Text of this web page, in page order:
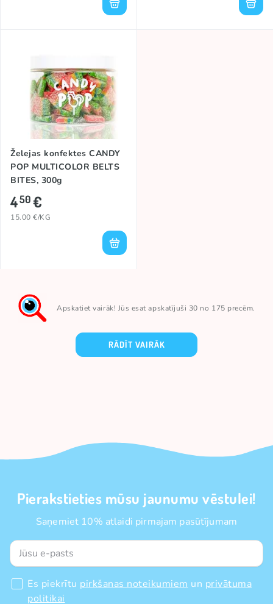
Želejas konfektes CANDY
POP MULTICOLOR BELTS
BITES, 300g
450€
15.00 €/KG
Apskatiet vairāk! Jūs esat apskatījuši 30 no 175 precēm.
RĀDĪT VAIRĀK
Pierakstieties mūsu jaunumu vēstulei!
Saņemiet 10% atlaidi pirmajam pasūtījumam
Es piekrītu pirkšanas noteikumiem un privātuma
politikai